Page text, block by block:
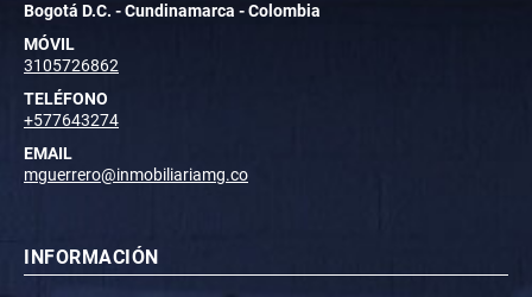
Bogotá D.C. - Cundinamarca - Colombia
MÓVIL
3105726862
TELÉFONO
+577643274
EMAIL
mguerrero@inmobiliariamg.co
INFORMACIÓN